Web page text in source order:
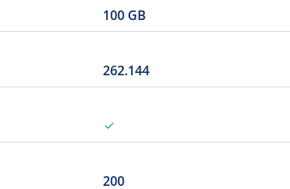
100 GB
262.144
200